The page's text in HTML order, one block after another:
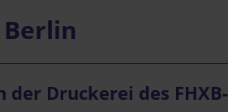
der Druckerei des FHXB-